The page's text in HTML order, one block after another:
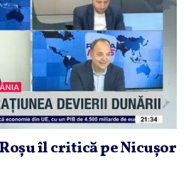
îl critică pe Nicuşor